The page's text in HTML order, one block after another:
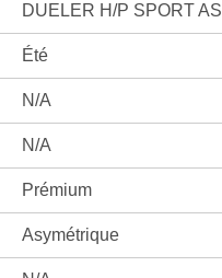
DUELER H/P SPORT AS
Été
N/A
N/A
Prémium
Asymétrique